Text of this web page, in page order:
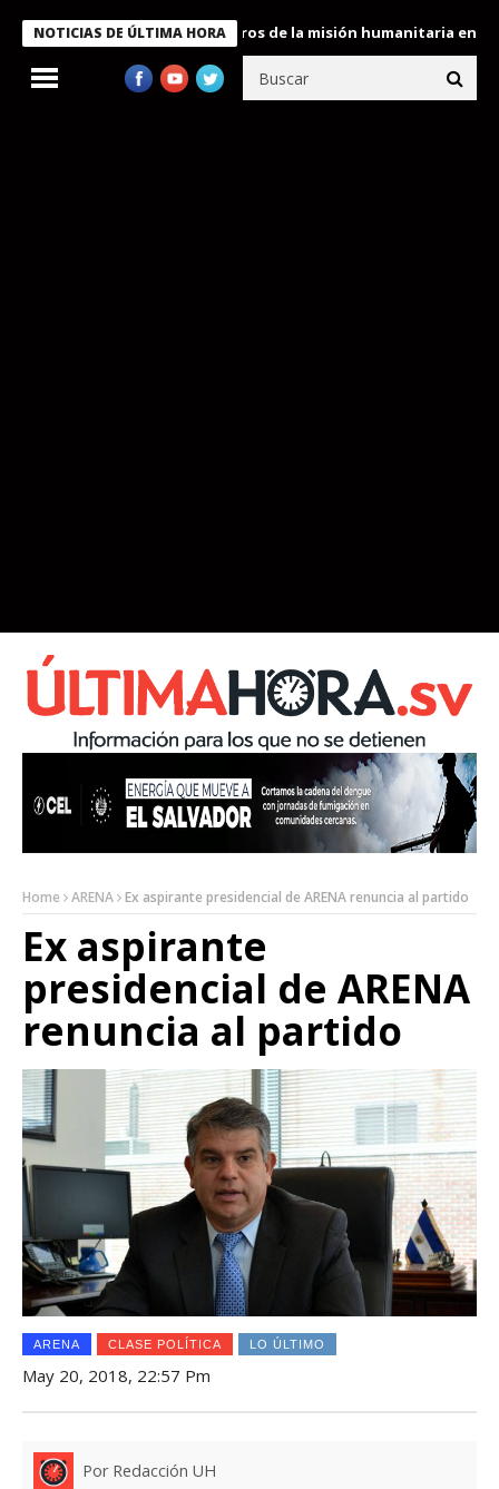
NOTICIAS DE ÚLTIMA HORA
condecora a miembros de la misión humanitaria enviada a
Home ARENA Ex aspirante presidencial de ARENA renuncia al partido
Ex aspirante
presidencial de ARENA
renuncia al partido
ARENA CLASE POLÍTICA LO ÚLTIMO
May 20, 2018, 22:57 Pm
Por Redacción UH